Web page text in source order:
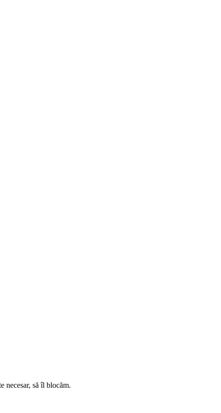
necesar, să îl blocăm.